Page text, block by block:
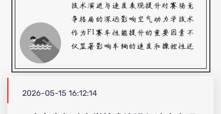
2026-05-15 16:12:14